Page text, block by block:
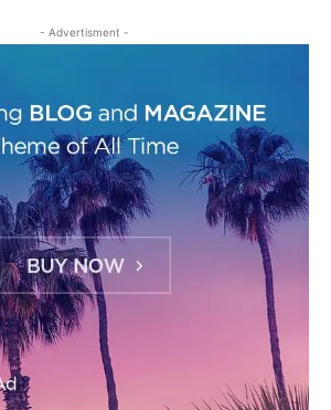
- Advertisment -